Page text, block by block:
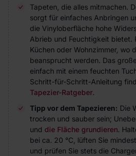
Tapeten, die alles mitmachen.
sorgt für einfaches Anbringen
die Vinyloberfläche hohe
Abrieb und Feuchtigkeit bietet.
Küchen oder Wohnzimmer, wo
beansprucht werden. Das
einfach mit einem feuchten
Schritt-für-Schritt-Anleitung
Tapezier-Ratgeber.
Tipp vor dem Tapezieren: Die
trocken und sauber sein;
und die Fläche grundieren.
bei ca. 20 °C, lüften Sie
und prüfen Sie stets die